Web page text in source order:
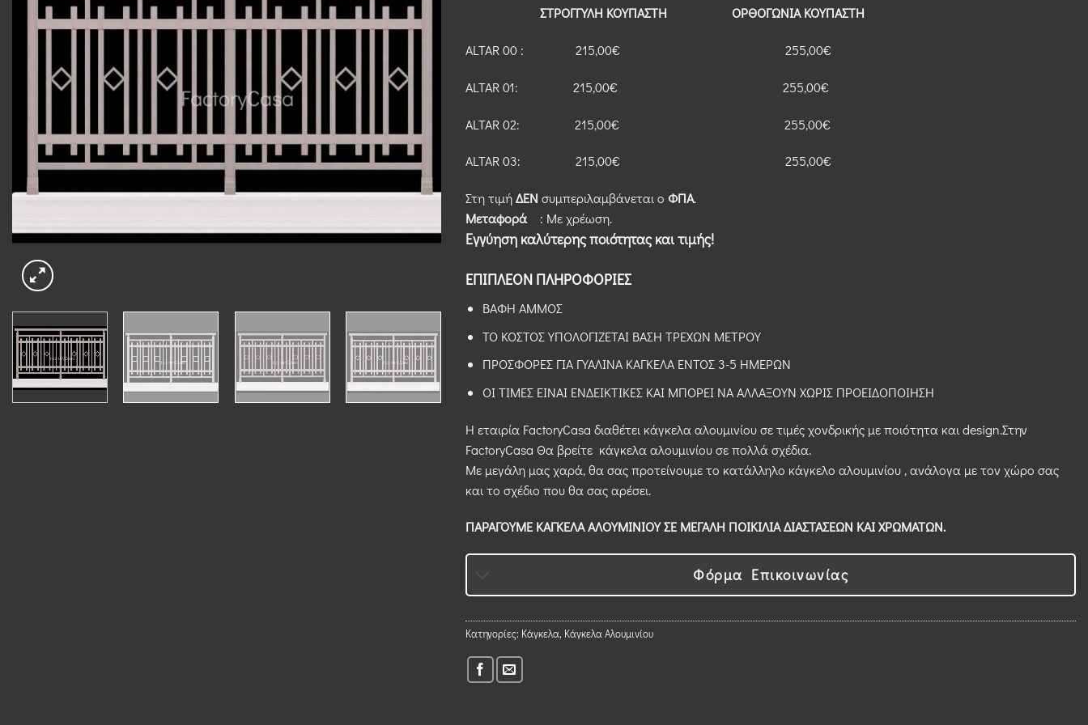
ΣΤΡΟΓΓΥΛΗ ΚΟΥΠΑΣΤΗ ΟΡΘΟΓΩΝΙΑ ΚΟΥΠΑΣΤΗ
ALTAR 00 : 215,00€ 255,00€
ALTAR 01: 215,00€ 255,00€
ALTAR 02: 215,00€ 255,00€
ALTAR 03: 215,00€ 255,00€
Στη τιμήΔΕΝ συμπεριλαμβάνεται ο ΦΠΑ.
Μεταφορά : Με χρέωση.
Εγγύηση καλύτερης ποιότητας και τιμής!
ΕΠΙΠΛΕΟΝ ΠΛΗΡΟΦΟΡΙΕΣ
ΒΑΦΗ ΑΜΜΟΣ
ΤΟ ΚΟΣΤΟΣ ΥΠΟΛΟΓΙΖΕΤΑΙ ΒΑΣΗ ΤΡΕΧΩΝ ΜΕΤΡΟΥ
ΠΡΟΣΦΟΡΕΣ ΓΙΑ ΓΥΑΛΙΝΑ ΚΑΓΚΕΛΑ ΕΝΤΟΣ 3-5 ΗΜΕΡΩΝ
ΟΙ ΤΙΜΕΣ ΕΙΝΑΙ ΕΝΔΕΙΚΤΙΚΕΣ ΚΑΙ ΜΠΟΡΕΙ ΝΑ ΑΛΛΑΞΟΥΝ ΧΩΡΙΣ ΠΡΟΕΙΔΟΠΟΙΗΣΗ
Η εταιρία FactoryCasa διαθέτει κάγκελα αλουμινίου σε τιμές χονδρικής με ποιότητα και design.Στην
FactoryCasa Θα βρείτε κάγκελα αλουμινίου σε πολλά σχέδια.
Με μεγάλη μας χαρά, θα σας προτείνουμε το κατάλληλο κάγκελο αλουμινίου , ανάλογα με τον χώρο σας
και το σχέδιο που θα σας αρέσει.
ΠΑΡΑΓΟΥΜΕ ΚΑΓΚΕΛΑ ΑΛΟΥΜΙΝΙΟΥ ΣΕ ΜΕΓΑΛΗ ΠΟΙΚΙΛΙΑ ΔΙΑΣΤΑΣΕΩΝ ΚΑΙ ΧΡΩΜΑΤΩΝ.
Φόρμα Επικοινωνίας
Κατηγορίες: Κάγκελα, Κάγκελα Αλουμινίου